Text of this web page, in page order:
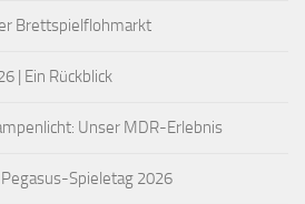
Brettspielflohmarkt
| Ein Rückblick
Unser MDR-Erlebnis
Spieletag 2026